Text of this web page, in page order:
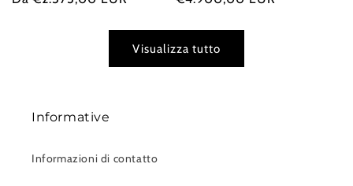
Visualizza tutto
Informative
Informazioni di contatto